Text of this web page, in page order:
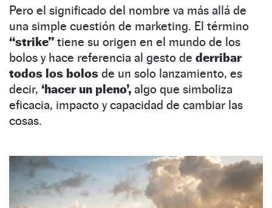
Pero el significado del nombre va más allá de
una simple cuestión de marketing. El término
“strike” tiene su origen en el mundo de los
bolos y hace referencia al gesto de derribar
todos los bolos de un solo lanzamiento, es
decir, ‘hacer un pleno’, algo que simboliza
eficacia, impacto y capacidad de cambiar las
cosas.